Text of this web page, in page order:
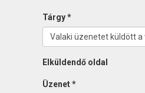
Tárgy*
Elküldendő oldal
Üzenet*